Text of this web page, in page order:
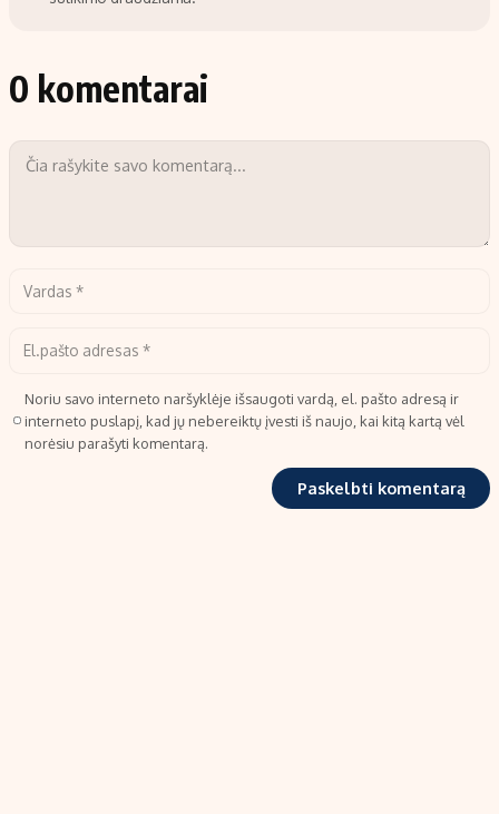
0 komentarai
Noriu savo interneto naršyklėje išsaugoti vardą, el. pašto adresą ir
interneto puslapį, kad jų nebereiktų įvesti iš naujo, kai kitą kartą vėl
norėsiu parašyti komentarą.